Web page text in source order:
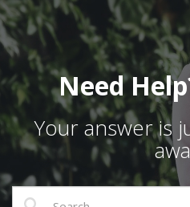
Need
Your answer is